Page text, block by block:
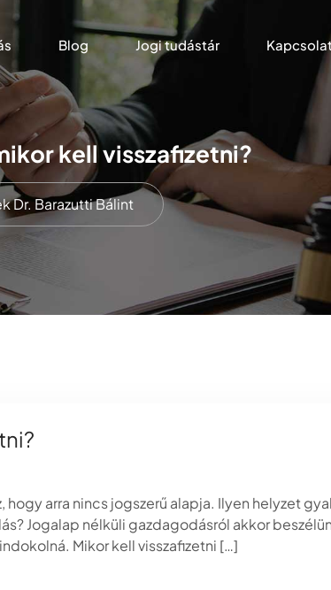
Blog Jogi tudástár
kell visszafizetni?
Dr. Barazutti Bálint
arra nincs jogszerű alapja. Ilyen helyzet
Jogalap nélküli gazdagodásról akkor
Mikor kell visszafizetni […]